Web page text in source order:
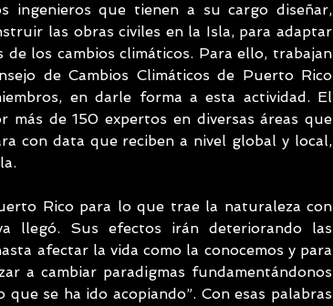
ingenieros que tienen a su cargo diseñar,
las obras civiles en la Isla, para adaptar
los cambios climáticos. Para ello, trabajan
de Cambios Climáticos de Puerto Rico
en darle forma a esta actividad. El
más de 150 expertos en diversas áreas que
con data que reciben a nivel global y local,
Rico para lo que trae la naturaleza con
llegó. Sus efectos irán deteriorando las
afectar la vida como la conocemos y para
a cambiar paradigmas fundamentándonos
se ha ido acopiando”. Con esas palabras